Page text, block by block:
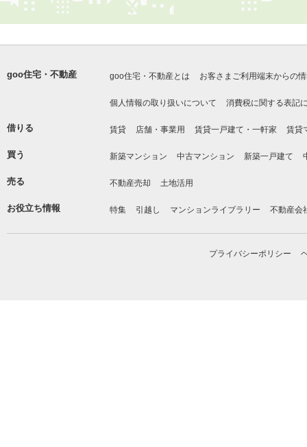
goo住宅・不動産 goo住宅・不動産とは お客さまご利用端末からの
個人情報の取り扱いについて 消費税に関する表記
借りる 賃貸 店舗・事業用 賃貸一戸建て・一軒家 賃貸
買う 新築マンション 中古マンション 新築一戸建て
売る 不動産売却 土地活用
お役立ち情報 特集 引越し マンションライブラリー 不動産会
プライバシーポリシー